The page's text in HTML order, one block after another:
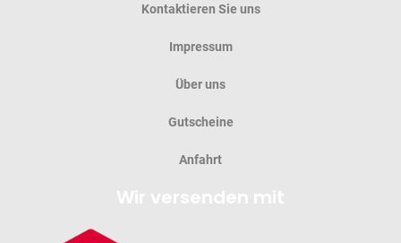
Kontaktieren Sie uns
Impressum
Über uns
Gutscheine
Anfahrt